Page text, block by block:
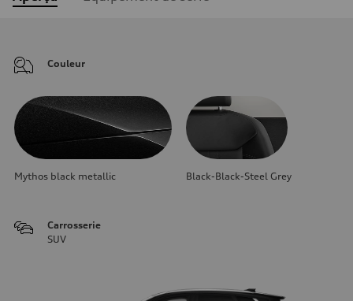
Couleur
Mythos black metallic Black-Black-Steel Grey
Carrosserie
SUV